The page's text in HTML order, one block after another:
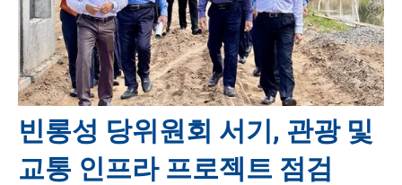
빈롱성 당위원회 서기, 관광 및
교통 인프라 프로젝트 점검